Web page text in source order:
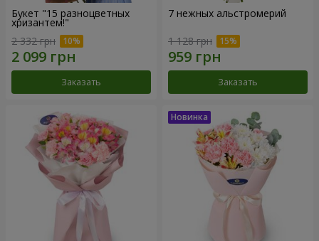
Букет "15 разноцветных
хризантем!"
2 332 грн
Заказать
7 нежных альстромерий
1 128 грн
Заказать